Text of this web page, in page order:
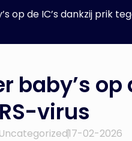
op de IC’s dankzij prik
baby’s op
virus
Uncategorized17-02-2026